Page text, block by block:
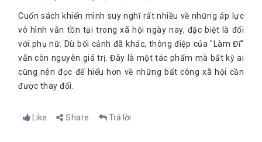
Cuốn sách khiến mình suy nghĩ rất nhiều về những áp lực
vô hình vẫn tồn tại trong xã hội ngày nay, đặc biệt là đối
với phụ nữ. Dù bối cảnh đã khác, thông điệp của "Làm Đĩ"
vẫn còn nguyên giá trị. Đây là một tác phẩm mà bất kỳ ai
cũng nên đọc để hiểu hơn về những bất công xã hội cần
được thay đổi.
Like Share Trả lời